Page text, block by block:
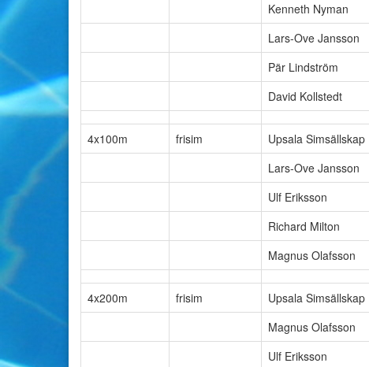
Kenneth Nyman
Lars-Ove Jansson
Pär Lindström
David Kollstedt
4x100m frisim Upsala Simsällskap
Lars-Ove Jansson
Ulf Eriksson
Richard Milton
Magnus Olafsson
4x200m frisim Upsala Simsällskap
Magnus Olafsson
Ulf Eriksson